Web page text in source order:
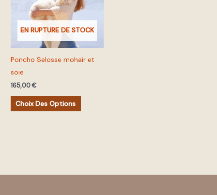
EN RUPTURE DE STOCK
Poncho Selosse mohair et
soie
165,00€
Choix Des Options
variations.
Les
peuvent
être
la
page